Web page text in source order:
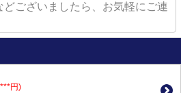
ございましたら、お気軽にご連
円)